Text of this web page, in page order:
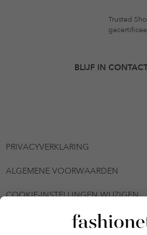
Trusted
BLIJF IN
PRIVACYVERKLARING
ALGEMENE VOORWAARDEN
COOKIE-INSTELLINGEN WIJZIGEN
© 2026 - fashionette